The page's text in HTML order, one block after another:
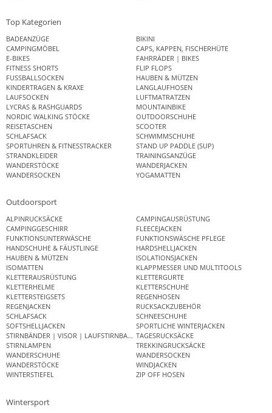
Top Kategorien
BADEANZÜGE
BIKINI
CAMPINGMÖBEL
CAPS, KAPPEN, FISCHERHÜTE
E-BIKES
FAHRRÄDER | BIKES
FITNESS SHORTS
FLIP FLOPS
FUSSBALLSOCKEN
HAUBEN & MÜTZEN
KINDERTRAGEN & KRAXE
LANGLAUFHOSEN
LAUFSOCKEN
LUFTMATRATZEN
LYCRAS & RASHGUARDS
MOUNTAINBIKE
NORDIC WALKING STÖCKE
OUTDOORSCHUHE
REISETASCHEN
SCOOTER
SCHLAFSACK
SCHWIMMSCHUHE
SPORTUHREN & FITNESSTRACKER
STAND UP PADDLE (SUP)
STRANDKLEIDER
TRAININGSANZÜGE
WANDERSTÖCKE
WANDERJACKEN
WANDERSOCKEN
YOGAMATTEN
Outdoorsport
ALPINRUCKSÄCKE
CAMPINGAUSRÜSTUNG
CAMPINGGESCHIRR
FLEECEJACKEN
FUNKTIONSUNTERWÄSCHE
FUNKTIONSWÄSCHE PFLEGE
HANDSCHUHE & FÄUSTLINGE
HARDSHELLJACKEN
HAUBEN & MÜTZEN
ISOLATIONSJACKEN
ISOMATTEN
KLAPPMESSER UND MULTITOOLS
KLETTERAUSRÜSTUNG
KLETTERGURTE
KLETTERHELME
KLETTERSCHUHE
KLETTERSTEIGSETS
REGENHOSEN
REGENJACKEN
RUCKSACKZUBEHÖR
SCHLAFSACK
SCHNEESCHUHE
SOFTSHELLJACKEN
SPORTLICHE WINTERJACKEN
STIRNBÄNDER | VISOR | LAUFSTIRNBANDTAGESRUCKSÄCKE
STIRNLAMPEN
TREKKINGRUCKSÄCKE
WANDERSCHUHE
WANDERSOCKEN
WANDERSTÖCKE
WINDJACKEN
WINTERSTIEFEL
ZIP OFF HOSEN
Wintersport